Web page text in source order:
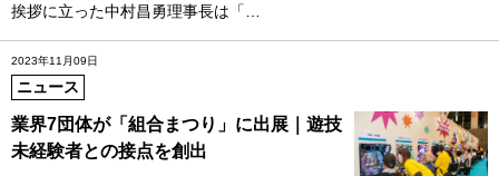
挨拶に立った中村昌勇理事長は「…
2023年11月09日
ニュース
業界7団体が「組合まつり」に出展｜遊技
未経験者との接点を創出